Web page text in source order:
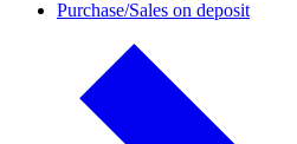
Purchase/Sales on deposit